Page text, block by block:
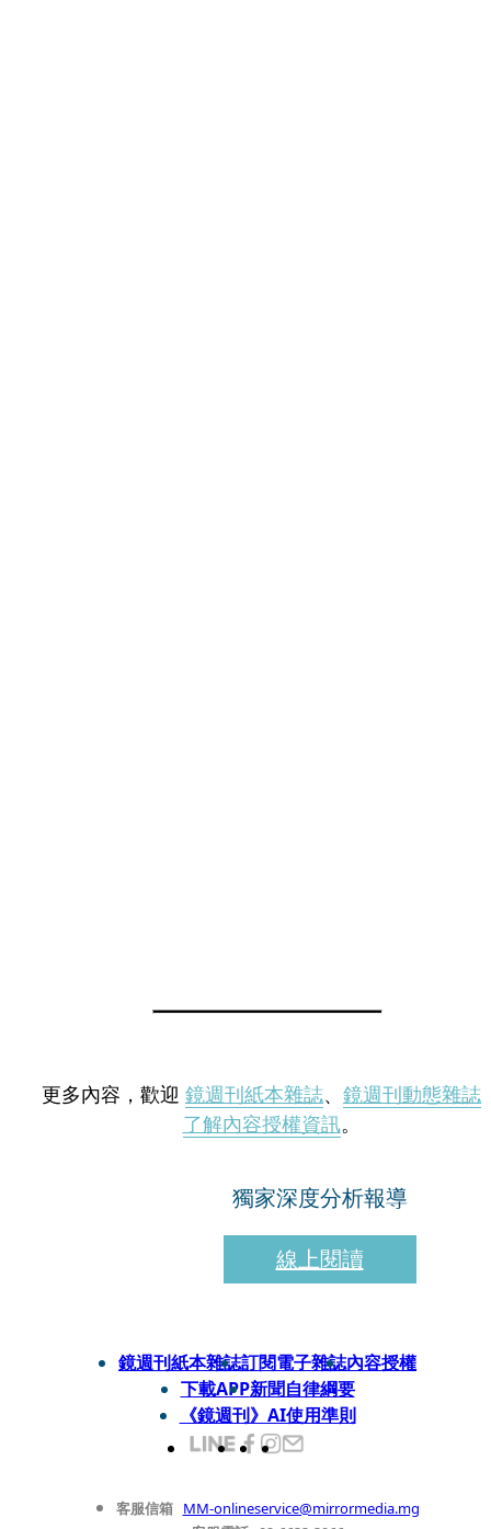
更多內容，歡迎 鏡週刊紙本雜誌、 鏡週刊動態雜誌
了解內容授權資訊。
獨家深度分析報導
線上閱讀
鏡週刊紙本雜誌訂閱電子雜誌內容授權
下載APP新聞自律綱要
《鏡週刊》AI使用準則
客服信箱 MM-onlineservice@mirrormedia.mg